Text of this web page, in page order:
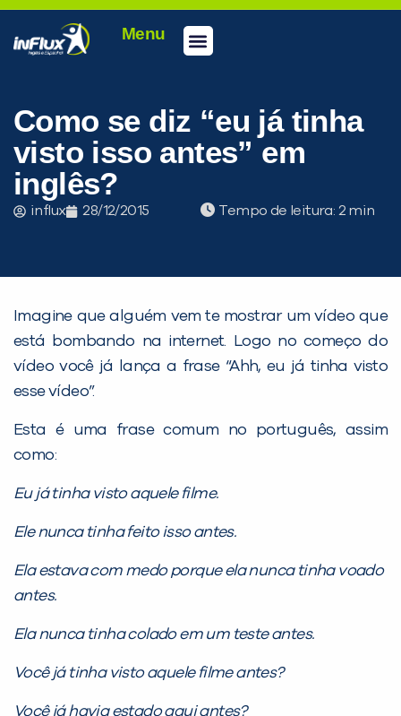
Menu
Como se diz “eu já tinha
visto isso antes” em
inglês?
influx 28/12/2015 Tempo de leitura:
Imagine que alguém vem te mostrar um vídeo que
está bombando na internet. Logo no começo do
vídeo você já lança a frase “Ahh, eu já tinha visto
esse vídeo”.
Esta é uma frase comum no português, assim
como:
Eu já tinha visto aquele filme.
Ele nunca tinha feito isso antes.
Ela estava com medo porque ela nunca tinha voado
antes.
Ela nunca tinha colado em um teste antes.
Você já tinha visto aquele filme antes?
Você já havia estado aqui antes?
Não encontramos nenhuma unidade
inFlux nesta cidade ou bairro que